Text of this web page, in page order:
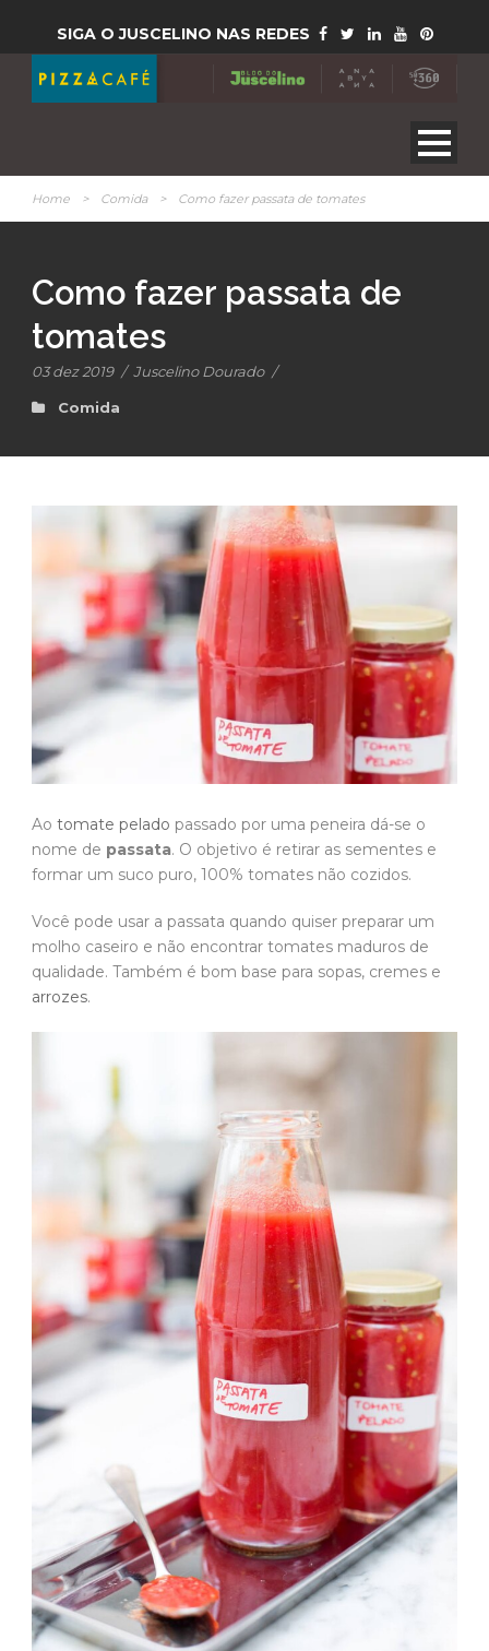
SIGA O JUSCELINO NAS REDES
Home > Comida > Como fazer passata de tomates
Como fazer passata de
tomates
03 dez 2019 / Juscelino Dourado /
Comida
Ao tomate pelado passado por uma peneira dá-se o
nome de passata. O objetivo é retirar as sementes e
formar um suco puro, 100% tomates não cozidos.
Você pode usar a passata quando quiser preparar um
molho caseiro e não encontrar tomates maduros de
qualidade. Também é bom base para sopas, cremes e
arrozes.